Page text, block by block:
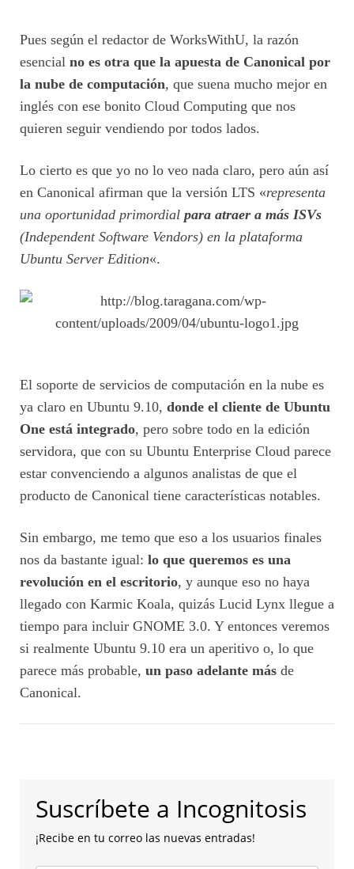
Pues según el redactor de WorksWithU, la razón
esencial no es otra que la apuesta de Canonical por
la nube de computación, que suena mucho mejor en
inglés con ese bonito Cloud Computing que nos
quieren seguir vendiendo por todos lados.
Lo cierto es que yo no lo veo nada claro, pero aún así
en Canonical afirman que la versión LTS «representa
una oportunidad primordial para atraer a más ISVs
(Independent Software Vendors) en la plataforma
Ubuntu Server Edition«.
El soporte de servicios de computación en la nube es
ya claro en Ubuntu 9.10, donde el cliente de Ubuntu
One está integrado, pero sobre todo en la edición
servidora, que con su Ubuntu Enterprise Cloud parece
estar convenciendo a algunos analistas de que el
producto de Canonical tiene características notables.
Sin embargo, me temo que eso a los usuarios finales
nos da bastante igual: lo que queremos es una
revolución en el escritorio, y aunque eso no haya
llegado con Karmic Koala, quizás Lucid Lynx llegue a
tiempo para incluir GNOME 3.0. Y entonces veremos
si realmente Ubuntu 9.10 era un aperitivo o, lo que
parece más probable, un paso adelante más de
Canonical.
Suscríbete a Incognitosis
¡Recibe en tu correo las nuevas entradas!